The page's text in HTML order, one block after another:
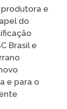
e
do
Brasil e
e para o